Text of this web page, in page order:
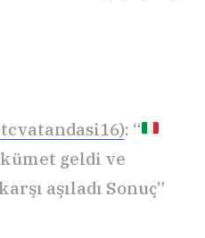
: “
geldi ve
aşıladı Sonuç”